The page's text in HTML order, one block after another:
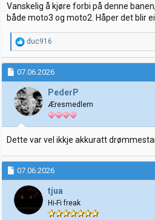
Vanskelig å kjøre forbi på denne
både moto3 og moto2. Håper det blir
R
e
a
k
s
j
o
n
e
r
:
duc916
07.06.2026
PederP
Æresmedlem
Dette var vel ikkje akkuratt
07.06.2026
tjua
Hi-Fi freak